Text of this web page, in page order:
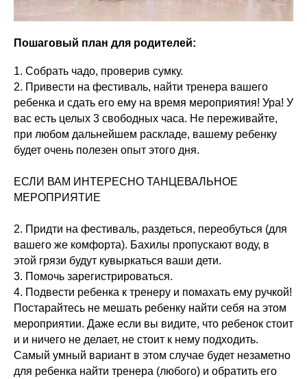
Пошаговый план для родителей:
1. Собрать чадо, проверив сумку.
2. Привести на фестиваль, найти тренера вашего
ребенка и сдать его ему на время мероприятия! Ура! У
вас есть целых 3 свободных часа. Не переживайте,
при любом дальнейшем раскладе, вашему ребенку
будет очень полезен опыт этого дня.
ЕСЛИ ВАМ ИНТЕРЕСНО ТАНЦЕВАЛЬНОЕ
МЕРОПРИЯТИЕ
2. Придти на фестиваль, раздеться, переобуться (для
вашего же комфорта). Бахилы пропускают воду, в
этой грязи будут кувыркаться ваши дети.
3. Помочь зарегистрироваться.
4. Подвести ребенка к тренеру и помахать ему ручкой!
Постарайтесь не мешать ребенку найти себя на этом
мероприятии. Даже если вы видите, что ребенок стоит
и и ничего не делает, не стоит к нему подходить.
Самый умный вариант в этом случае будет незаметно
для ребенка найти тренера (любого) и обратить его